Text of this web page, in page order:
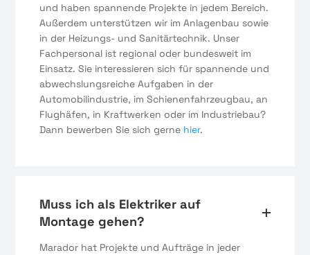
und haben spannende Projekte in jedem Bereich.
Außerdem unterstützen wir im Anlagenbau sowie
in der Heizungs- und Sanitärtechnik. Unser
Fachpersonal ist regional oder bundesweit im
Einsatz. Sie interessieren sich für spannende und
abwechslungsreiche Aufgaben in der
Automobilindustrie, im Schienenfahrzeugbau, an
Flughäfen, in Kraftwerken oder im Industriebau?
Dann bewerben Sie sich gerne hier.
Muss ich als Elektriker auf
Montage gehen?
Marador hat Projekte und Aufträge in jeder